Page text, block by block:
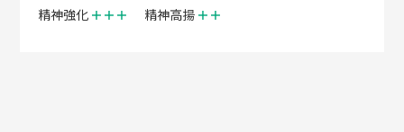
精神強化 ＋＋＋ 精神高揚 ＋＋